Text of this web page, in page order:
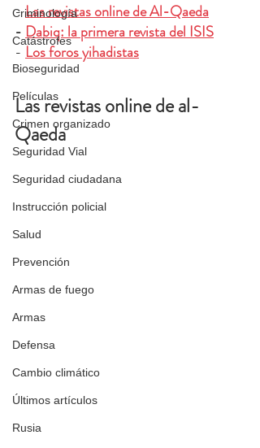
Criminología
Catástrofes
Bioseguridad
Películas
Crimen organizado
Seguridad Vial
Seguridad ciudadana
Instrucción policial
Salud
Prevención
Armas de fuego
Armas
Defensa
Cambio climático
Últimos artículos
Rusia
- Las revistas online de Al-Qaeda
- Dabiq: la primera revista del ISIS
- Los foros yihadistas
Las revistas online de al-
Qaeda